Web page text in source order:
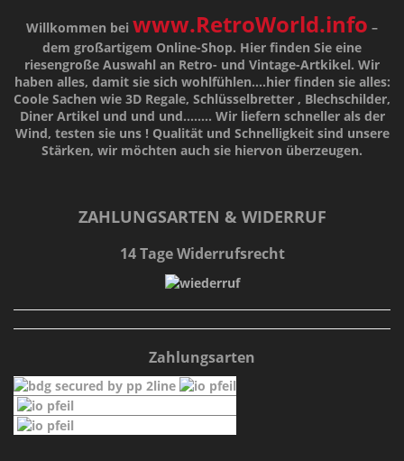
Willkommen bei www.RetroWorld.info –
dem großartigem Online-Shop. Hier finden Sie eine
riesengroße Auswahl an Retro- und Vintage-Artkikel. Wir
haben alles, damit sie sich wohlfühlen....hier finden sie alles:
Coole Sachen wie 3D Regale, Schlüsselbretter , Blechschilder,
Diner Artikel und und und........ Wir liefern schneller als der
Wind, testen sie uns ! Qualitätund Schnelligkeitsind unsere
Stärken, wir möchten auch sie hiervon überzeugen.
ZAHLUNGSARTEN & WIDERRUF
14 Tage Widerrufsrecht
Zahlungsarten